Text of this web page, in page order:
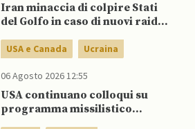
Iran minaccia di colpire Stati
del Golfo in caso di nuovi raid
USA e Canada Ucraina
06 Agosto 2026 12:55
USA continuano colloqui su
programma missilistico